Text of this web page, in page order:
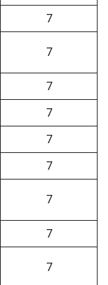
7
7
7
7
7
7
7
7
7